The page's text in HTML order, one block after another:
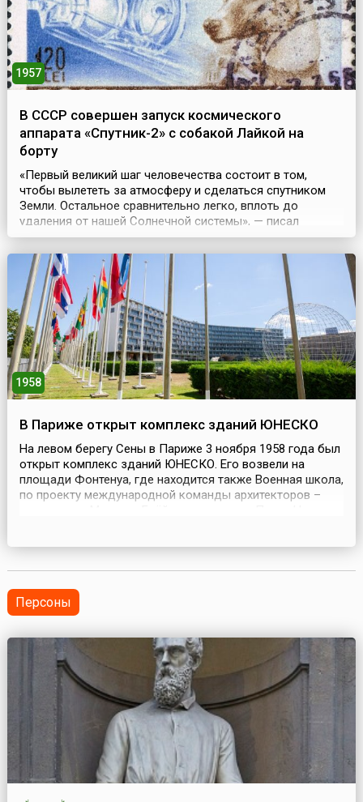
1957
В СССР совершен запуск космического
аппарата «Спутник-2» с собакой Лайкой на
борту
«Первый великий шаг человечества состоит в том,
чтобы вылететь за атмосферу и сделаться спутником
Земли. Остальное сравнительно легко, вплоть до
удаления от нашей Солнечной системы», — писал
Константин Эдуардович Циолковский. Это
действительно был великий шаг — чтобы его совершить,
нужно было преодолеть множество «препон и рогаток»
разного свойства, решить массу разнообразных
проблем, многие и...
1958
В Париже открыт комплекс зданий ЮНЕСКО
На левом берегу Сены в Париже 3 ноября 1958 года был
открыт комплекс зданий ЮНЕСКО. Его возвели на
площади Фонтенуа, где находится также Военная школа,
по проекту международной команды архитекторов –
Персоны